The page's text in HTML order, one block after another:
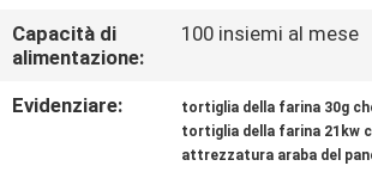
CONTATTACI
CHIEDI UN
PREVENTIVO
Capacità di
alimentazione:
100 insiemi al mese
Evidenziare: tortiglia della farina 30g
tortiglia della farina 21kw
attrezzatura araba del